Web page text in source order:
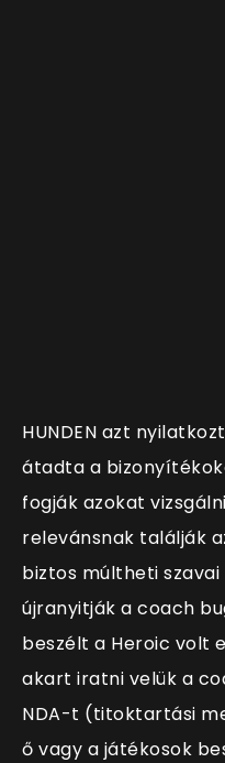
HUNDEN azt
átadta a
fogják azokat
relevánsnak találják
biztos múltheti
újranyitják a coach
beszélt a Heroic volt
akart iratni velük a
NDA-t (titoktartási
ő vagy a játékosok